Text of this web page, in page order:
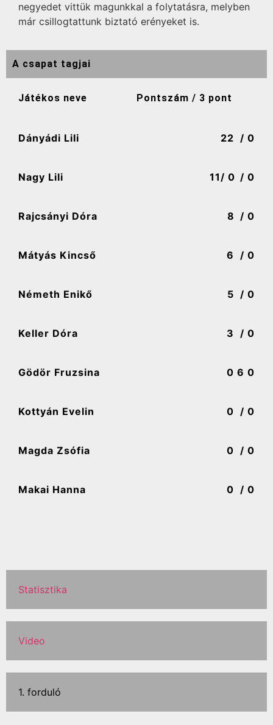
negyedet vittük magunkkal a folytatásra, melyben
már csillogtattunk biztató erényeket is.
A csapat tagjai
Játékos neve Pontszám / 3 pont
Dányádi Lili 22 / 0
Nagy Lili 11 / 0 / 0
Rajcsányi Dóra 8 / 0
Mátyás Kincső 6 / 0
Németh Enikő 5 / 0
Keller Dóra 3 / 0
Gödör Fruzsina 0 6 0
Kottyán Evelin 0 / 0
Magda Zsófia 0 / 0
Makai Hanna 0 / 0
Statisztika
Video
1. forduló